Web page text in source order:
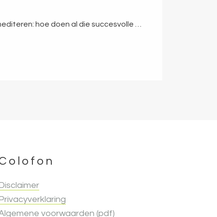
hoe doen al die succesvolle …
voorwaarden (pdf)